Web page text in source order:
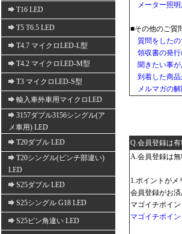
T16 LED
T5 T6.5 LED
T4.7 マイクロLED-L型
T4.2 マイクロLED-M型
T3 マイクロLED-S型
輸入車外車用マイクロLED
3157ダブル3156シングル(ア
メ車用) LED
T20ダブル LED
T20シングル(ピンチ部違い)
LED
S25ダブル LED
S25シングル G18 LED
S25ピン角違い LED
メーター照
■その他のご質
質問をした
領収書の発行
聞きたい事
到着した商
メルマガの
Q.会員登録は
A.会員登録は
1.ポイントがメ
会員登録がお
マゴイチポイ
マゴイチポイ